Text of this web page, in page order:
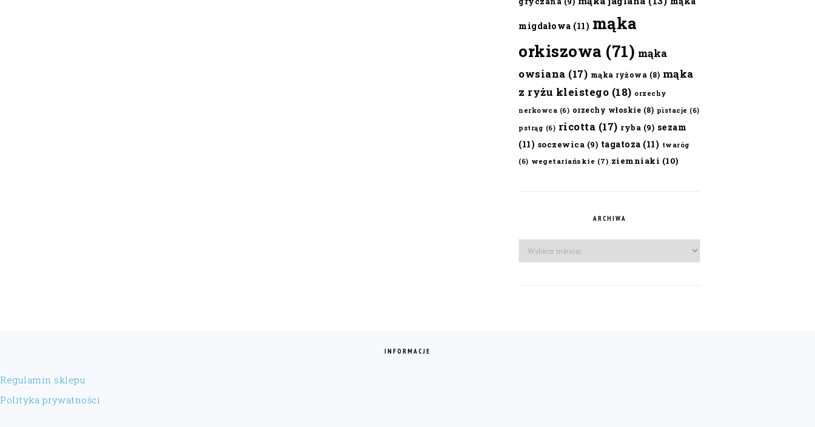
migdałowa (11) mąka
orkiszowa (71) mąka
owsiana (17) mąka ryżowa (8) mąka
z ryżu kleistego (18) orzechy
nerkowca (6) orzechy włoskie (8) pistacje (6)
pstrąg (6) ricotta (17) ryba (9) sezam
(11) soczewica (9) tagatoza (11) twaróg
(6) wegetariańskie (7) ziemniaki (10)
ARCHIWA
Archiwa
INFORMACJE
Regulamin sklepu
Polityka prywatności